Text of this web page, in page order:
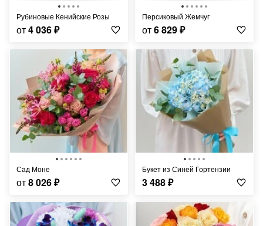
Рубиновые Кенийские Розы
от4 036₽
Персиковый Жемчуг
от6 829₽
Сад Моне
от8 026₽
Букет из Синей Гортензии
3 488₽